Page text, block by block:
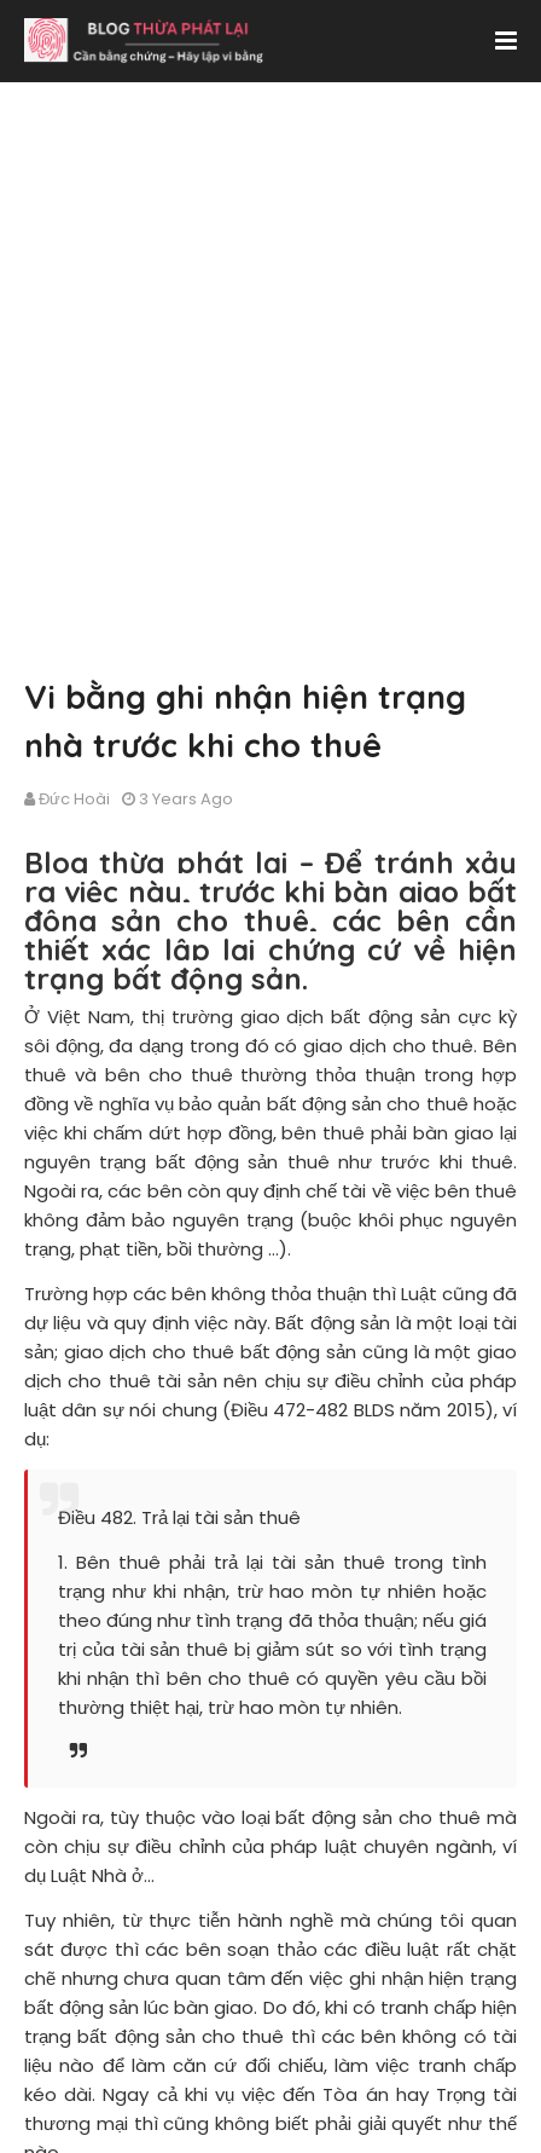
Vi bằng ghi nhận hiện trạng
nhà trước khi cho thuê
Đức Hoài 3 Years Ago
Blog thừa phát lại –Để tránh xảy
ra việc này, trước khi bàn giao bất
động sản cho thuê, các bên cần
thiết xác lập lại chứng cứ về hiện
trạng bất động sản.
Ở Việt Nam, thị trường giao dịch bất động sản cực kỳ
sôi động, đa dạng trong đó có giao dịch cho thuê. Bên
thuê và bên cho thuê thường thỏa thuận trong hợp
đồng về nghĩa vụ bảo quản bất động sản cho thuê hoặc
việc khi chấm dứt hợp đồng, bên thuê phải bàn giao lại
nguyên trạng bất động sản thuê như trước khi thuê.
Ngoài ra, các bên còn quy định chế tài về việc bên thuê
không đảm bảo nguyên trạng (buộc khôi phục nguyên
trạng, phạt tiền, bồi thường ...).
Trường hợp các bên không thỏa thuận thì Luật cũng đã
dự liệu và quy định việc này. Bất động sản là một loại tài
sản; giao dịch cho thuê bất động sản cũng là một giao
dịch cho thuê tài sản nên chịu sự điều chỉnh của pháp
luật dân sự nói chung (Điều 472-482 BLDS năm 2015), ví
dụ:
Điều 482. Trả lại tài sản thuê
1. Bên thuê phải trả lại tài sản thuê trong tình
trạng như khi nhận, trừ hao mòn tự nhiên hoặc
theo đúng như tình trạng đã thỏa thuận; nếu giá
trị của tài sản thuê bị giảm sút so với tình trạng
khi nhận thì bên cho thuê có quyền yêu cầu bồi
thường thiệt hại, trừ hao mòn tự nhiên.
Ngoài ra, tùy thuộc vào loại bất động sản cho thuê mà
còn chịu sự điều chỉnh của pháp luật chuyên ngành, ví
dụ Luật Nhà ở...
Tuy nhiên, từ thực tiễn hành nghề mà chúng tôi quan
sát được thì các bên soạn thảo các điều luật rất chặt
chẽ nhưng chưa quan tâm đến việc ghi nhận hiện trạng
bất động sản lúc bàn giao. Do đó, khi có tranh chấp hiện
trạng bất động sản cho thuê thì các bên không có tài
liệu nào để làm căn cứ đối chiếu, làm việc tranh chấp
kéo dài. Ngay cả khi vụ việc đến Tòa án hay Trọng tài
thương mại thì cũng không biết phải giải quyết như thế